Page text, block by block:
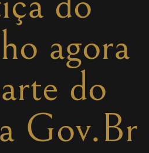
agora
do
Gov.Br